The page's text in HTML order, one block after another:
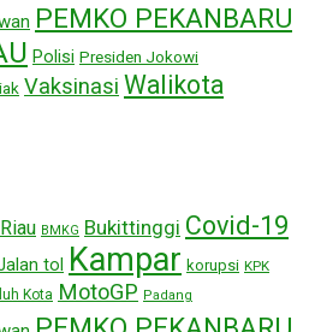
PEMKO PEKANBARU
Polisi Presiden Jokowi
Vaksinasi Walikota
BMKG Bukittinggi Covid-19
tol Kampar korupsi KPK
Kota MotoGP Padang